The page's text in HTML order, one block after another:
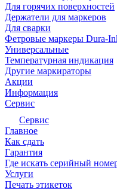
Для горячих поверхностей
Держатели для маркеров
Для сварки
Фетровые маркеры Dura-
Универсальные
Температурная индикация
Другие маркираторы
Акции
Информация
Сервис
Сервис
Главное
Как сдать
Гарантия
Где искать серийный
Услуги
Печать этикеток